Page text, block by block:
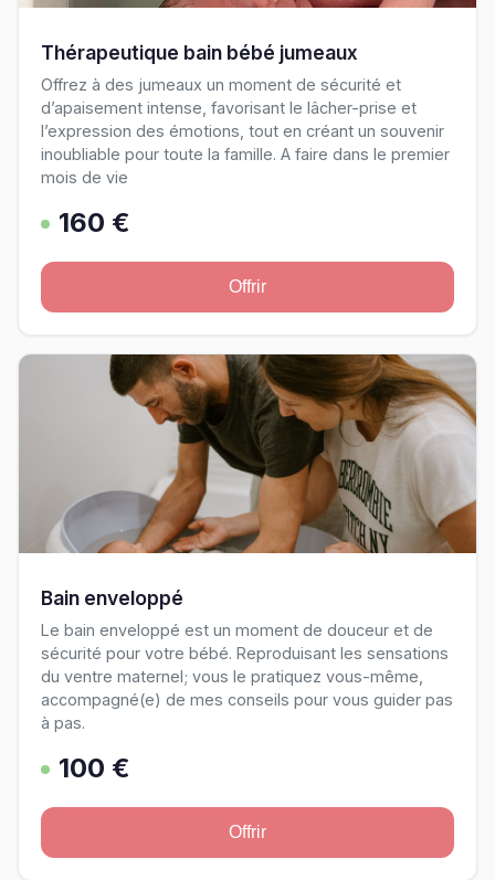
Thérapeutique bain bébé jumeaux
Offrez à des jumeaux un moment de sécurité et
d’apaisement intense, favorisant le lâcher-prise et
l’expression des émotions, tout en créant un souvenir
inoubliable pour toute la famille. A faire dans le premier
mois de vie
160 €
Offrir
Bain enveloppé
Le bain enveloppé est un moment de douceur et de
sécurité pour votre bébé. Reproduisant les sensations
du ventre maternel; vous le pratiquez vous-même,
accompagné(e) de mes conseils pour vous guider pas
à pas.
100 €
Offrir